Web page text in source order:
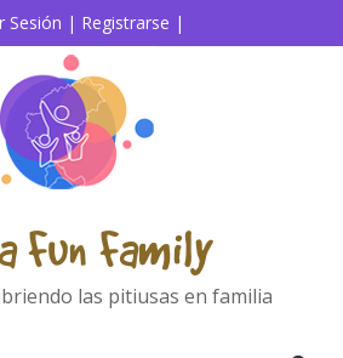
Sesión | Registrarse |
Fun Family
las pitiusas en familia